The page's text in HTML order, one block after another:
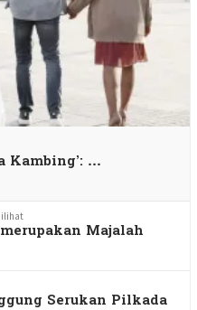
Kambing’: …
Majalah
Serukan Pilkada